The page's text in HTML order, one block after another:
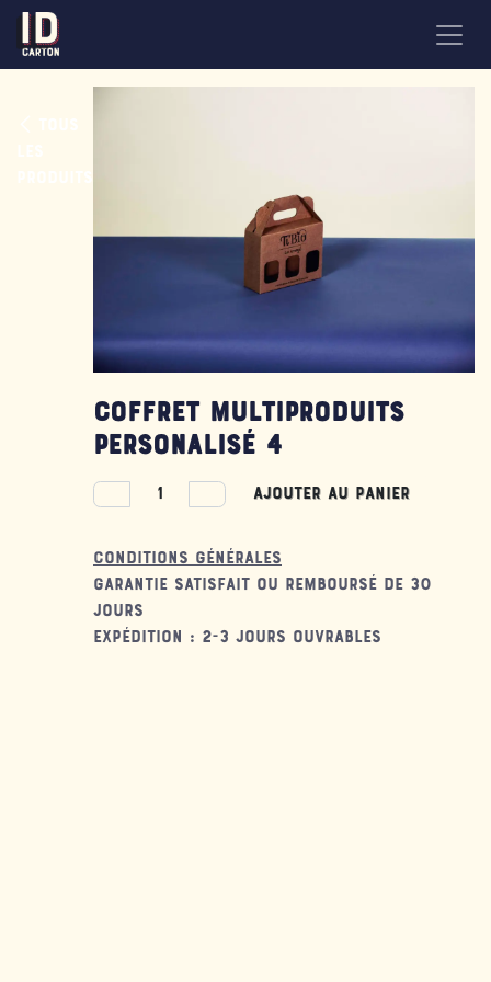
Se rendre au contenu
Coffret Multiproduits
personalisé 4
Ajouter au panier
Conditions générales
Garantie satisfait ou remboursé de 30
jours
Expédition : 2-3 jours ouvrables